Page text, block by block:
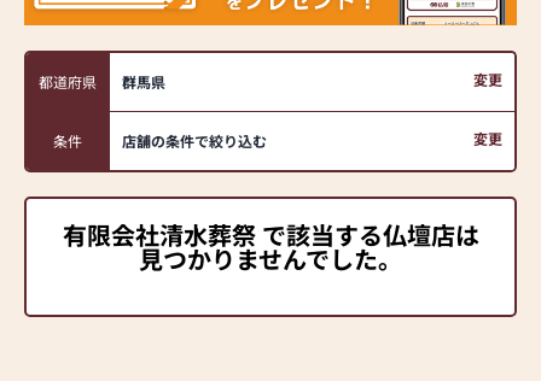
都道府県 群馬県 変更
条件 店舗の条件で絞り込む 変更
有限会社清水葬祭 で該当する仏壇店は
見つかりませんでした。